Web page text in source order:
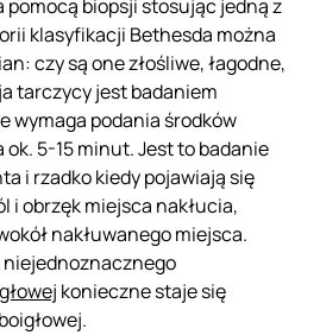
pomocą biopsji stosując jedną z
klasyfikacji Bethesda można
czy są one złośliwe, łagodne,
tarczycy jest badaniem
wymaga podania środków
5-15 minut. Jest to badanie
i rzadko kiedy pojawiają się
i obrzęk miejsca nakłucia,
nakłuwanego miejsca.
niejednoznacznego
konieczne staje się